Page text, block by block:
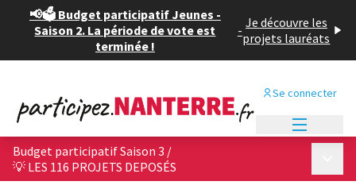
📢🗳️ Budget participatif Jeunes -
Saison 2. La période de vote est
terminée !
- Je découvre les
projets lauréats
Se connecter
Budget participatif Saison 3 /
💡 LES 116 PROJETS DEPOSÉS